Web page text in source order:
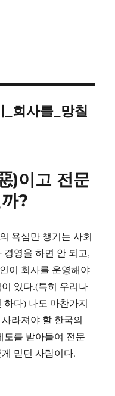
회사를_망칠
)이고 전문
?
욕심만 챙기는 사회
영을 하면 안 되고,
이 회사를 운영해야
있다.(특히 우리나
다) 나도 마찬가지
라져야 할 한국의
도를 받아들여 전문
믿던 사람이다.